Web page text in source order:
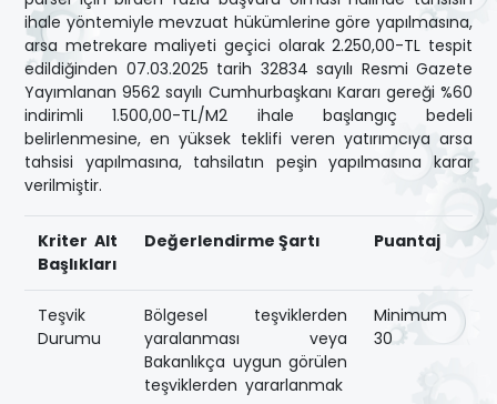
ihale yöntemiyle mevzuat hükümlerine göre yapılmasına,
arsa metrekare maliyeti geçici olarak 2.250,00-TL tespit
edildiğinden 07.03.2025 tarih 32834 sayılı Resmi Gazete
Yayımlanan 9562 sayılı Cumhurbaşkanı Kararı gereği %60
indirimli 1.500,00-TL/M2 ihale başlangıç bedeli
belirlenmesine, en yüksek teklifi veren yatırımcıya arsa
tahsisi yapılmasına, tahsilatın peşin yapılmasına karar
verilmiştir.
Kriter Alt
Başlıkları
Değerlendirme Şartı Puantaj
Teşvik
Durumu
Bölgesel teşviklerden
yaralanması veya
Bakanlıkça uygun görülen
teşviklerden yararlanmak
Minimum
30